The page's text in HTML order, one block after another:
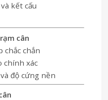
kết cấu
cân
chắc chắn
chính xác
độ cứng nền